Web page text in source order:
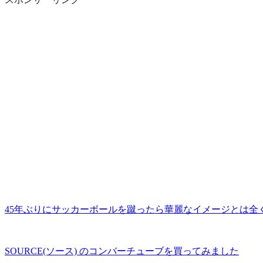
45年ぶりにサッカーボールを蹴ったら華麗なイメージとは全
SOURCE(ソース) のコンバーチューブを買ってみました